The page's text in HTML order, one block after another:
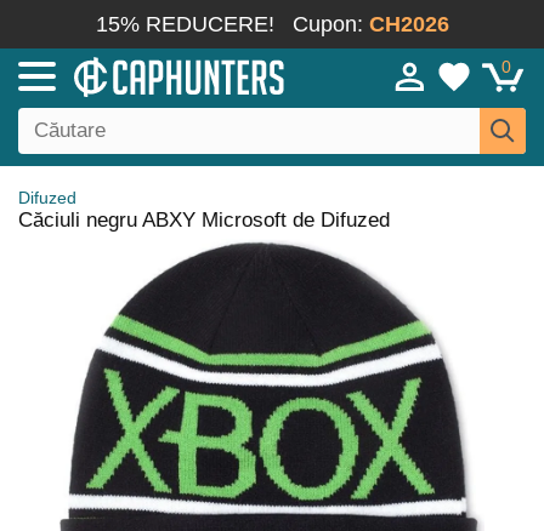
15% REDUCERE! Cupon: CH2026
0
Difuzed
Căciuli negru ABXY Microsoft de Difuzed